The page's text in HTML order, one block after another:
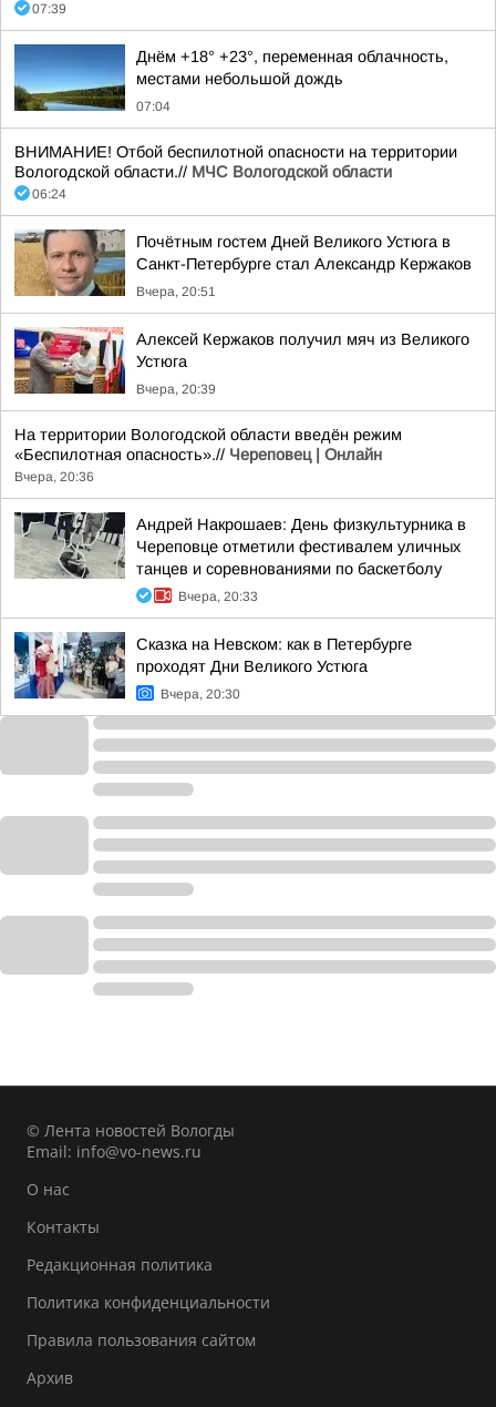
07:39
Днём +18° +23°, переменная облачность,
местами небольшой дождь
07:04
ВНИМАНИЕ! Отбой беспилотной опасности на территории
Вологодской области.// МЧС Вологодской области
06:24
Почётным гостем Дней Великого Устюга в
Санкт-Петербурге стал Александр Кержаков
Вчера, 20:51
Алексей Кержаков получил мяч из Великого
Устюга
Вчера, 20:39
На территории Вологодской области введён режим
«Беспилотная опасность».// Череповец | Онлайн
Вчера, 20:36
Андрей Накрошаев: День физкультурника в
Череповце отметили фестивалем уличных
танцев и соревнованиями по баскетболу
Вчера, 20:33
Сказка на Невском: как в Петербурге
проходят Дни Великого Устюга
Вчера, 20:30
© Лента новостей Вологды
Email: info@vo-news.ru
О нас
Контакты
Редакционная политика
Политика конфиденциальности
Правила пользования сайтом
Архив